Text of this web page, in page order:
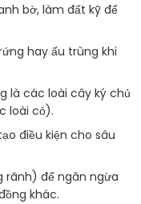
bờ, làm đất kỹ để
hay ấu trùng khi
là các loài cây ký chủ
loài cỏ).
điều kiện cho sâu
rãnh) để ngăn ngừa
khác.